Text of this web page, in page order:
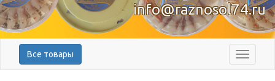
info@raznosol74.ru
Меню
Все товары